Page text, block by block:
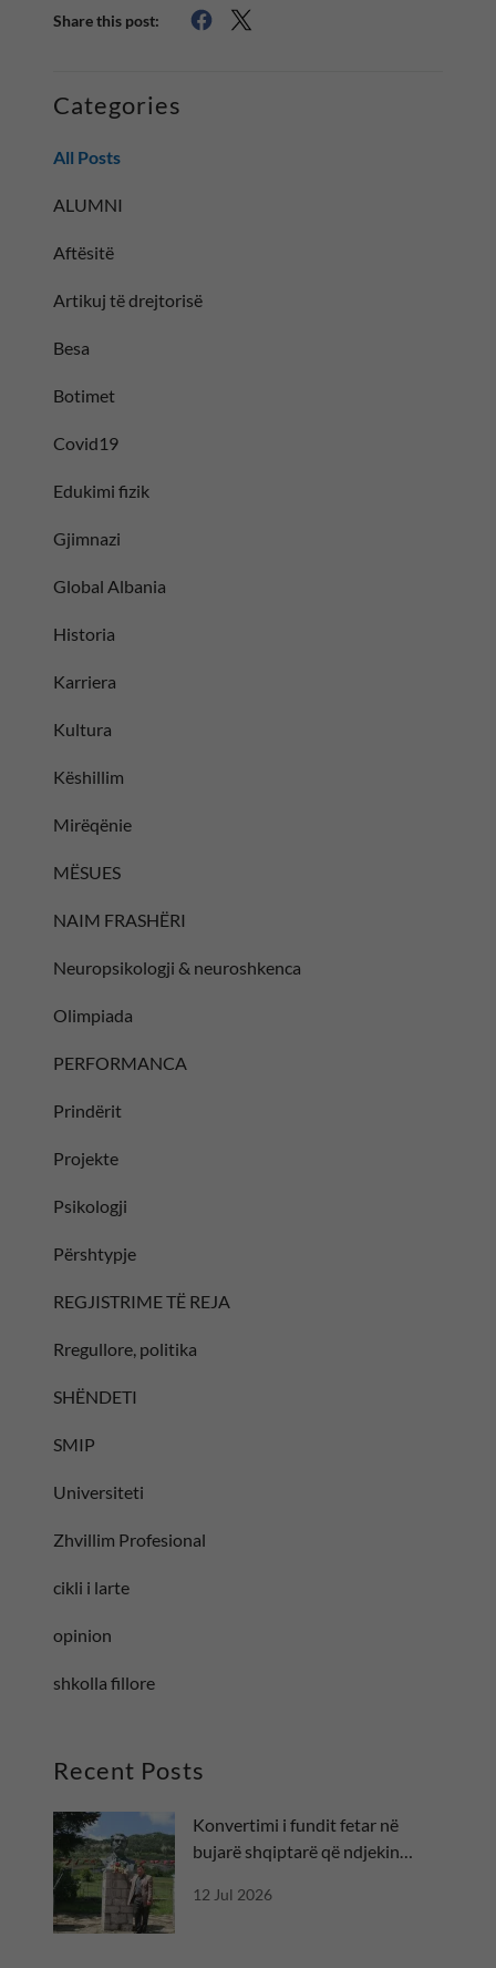
Share this post:
Categories
All Posts
ALUMNI
Aftësitë
Artikuj të drejtorisë
Besa
Botimet
Covid19
Edukimi fizik
Gjimnazi
Global Albania
Historia
Karriera
Kultura
Këshillim
Mirëqënie
MËSUES
NAIM FRASHËRI
Neuropsikologji & neuroshkenca
Olimpiada
PERFORMANCA
Prindërit
Projekte
Psikologji
Përshtypje
REGJISTRIME TË REJA
Rregullore, politika
SHËNDETI
SMIP
Universiteti
Zhvillim Profesional
cikli i larte
opinion
shkolla fillore
Recent Posts
Konvertimi i fundit fetar në
bujarë shqiptarë që ndjekin
12 Jul 2026